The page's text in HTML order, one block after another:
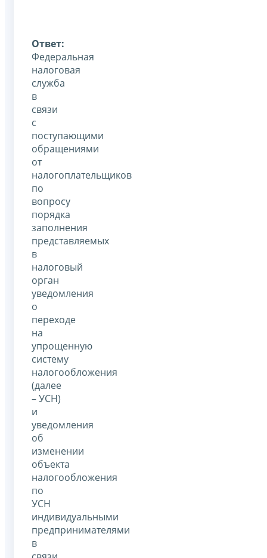
Ответ:
Федеральная
налоговая
служба
в
связи
с
поступающими
обращениями
от
налогоплательщиков
по
вопросу
порядка
заполнения
представляемых
в
налоговый
орган
уведомления
о
переходе
на
упрощенную
систему
налогообложения
(далее
– УСН)
и
уведомления
об
изменении
объекта
налогообложения
по
УСН
индивидуальными
предпринимателями
в